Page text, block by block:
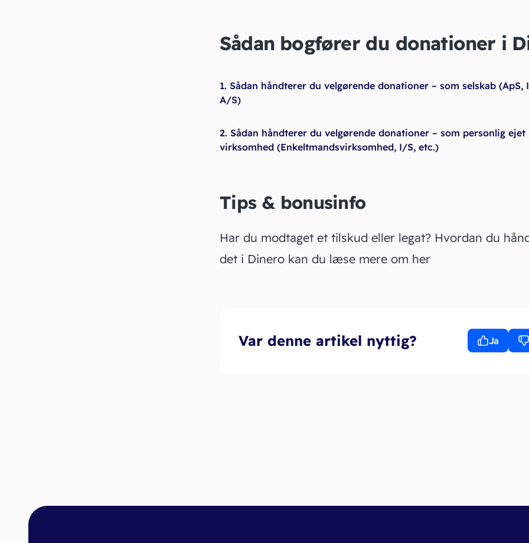
Sådan bogfører du donationer i
1. Sådan håndterer du velgørende donationer – som selskab (ApS,
A/S)
2. Sådan håndterer du velgørende donationer – som personlig ejet
virksomhed (Enkeltmandsvirksomhed, I/S, etc.)
Tips & bonusinfo
Har du modtaget et tilskud eller legat? Hvordan du
det i Dinero kan du læse mere om her
Var denne artikel nyttig? Ja